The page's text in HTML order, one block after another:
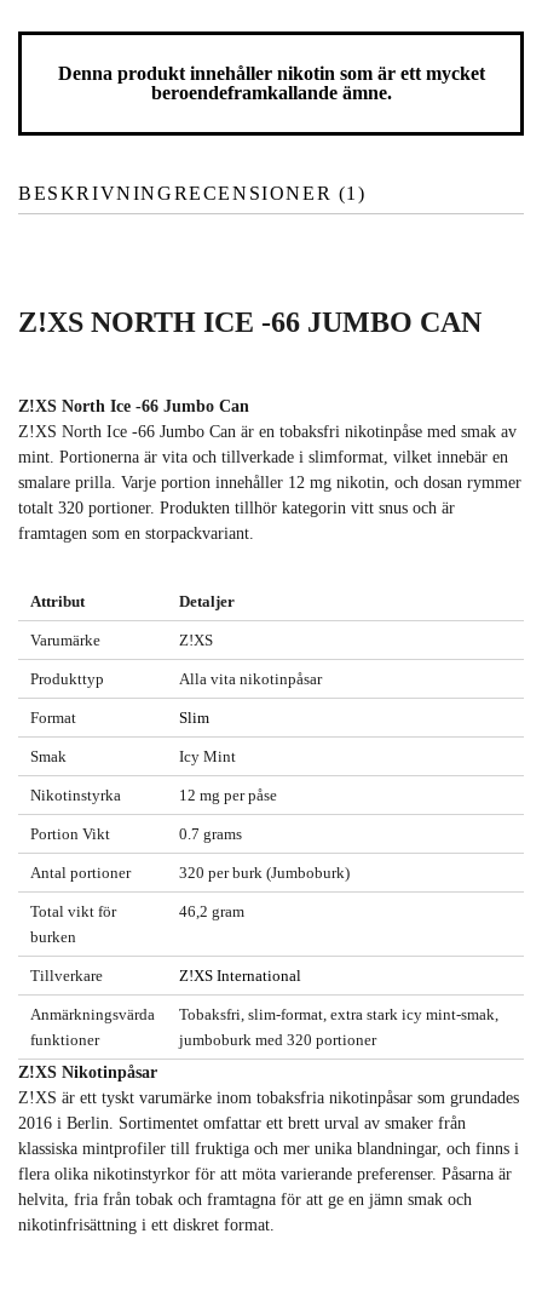
Jumbo
mängdDenna produkt innehåller nikotin som är ett mycket
beroendeframkallande ämne.
BESKRIVNINGRECENSIONER (1)
Z!XS NORTH ICE -66 JUMBO CAN
Z!XS North Ice -66 Jumbo Can
Z!XS North Ice -66 Jumbo Can är en tobaksfri nikotinpåse med smak av
mint. Portionerna är vita och tillverkade i slimformat, vilket innebär en
smalare prilla. Varje portion innehåller 12 mg nikotin, och dosan rymmer
totalt 320 portioner. Produkten tillhör kategorin vitt snus och är
framtagen som en storpackvariant.
Attribut Detaljer
Varumärke Z!XS
Produkttyp Alla vita nikotinpåsar
Format Slim
Smak Icy Mint
Nikotinstyrka 12 mg per påse
Portion Vikt 0.7 grams
Antal portioner 320 per burk (Jumboburk)
Total vikt för
burken
46,2 gram
Tillverkare Z!XS International
Anmärkningsvärda
funktioner
Tobaksfri, slim-format, extra stark icy mint-smak,
jumboburk med 320 portioner
Z!XS Nikotinpåsar
Z!XS är ett tyskt varumärke inom tobaksfria nikotinpåsar som grundades
2016 i Berlin. Sortimentet omfattar ett brett urval av smaker från
klassiska mintprofiler till fruktiga och mer unika blandningar, och finns i
flera olika nikotinstyrkor för att möta varierande preferenser. Påsarna är
helvita, fria från tobak och framtagna för att ge en jämn smak och
nikotinfrisättning i ett diskret format.